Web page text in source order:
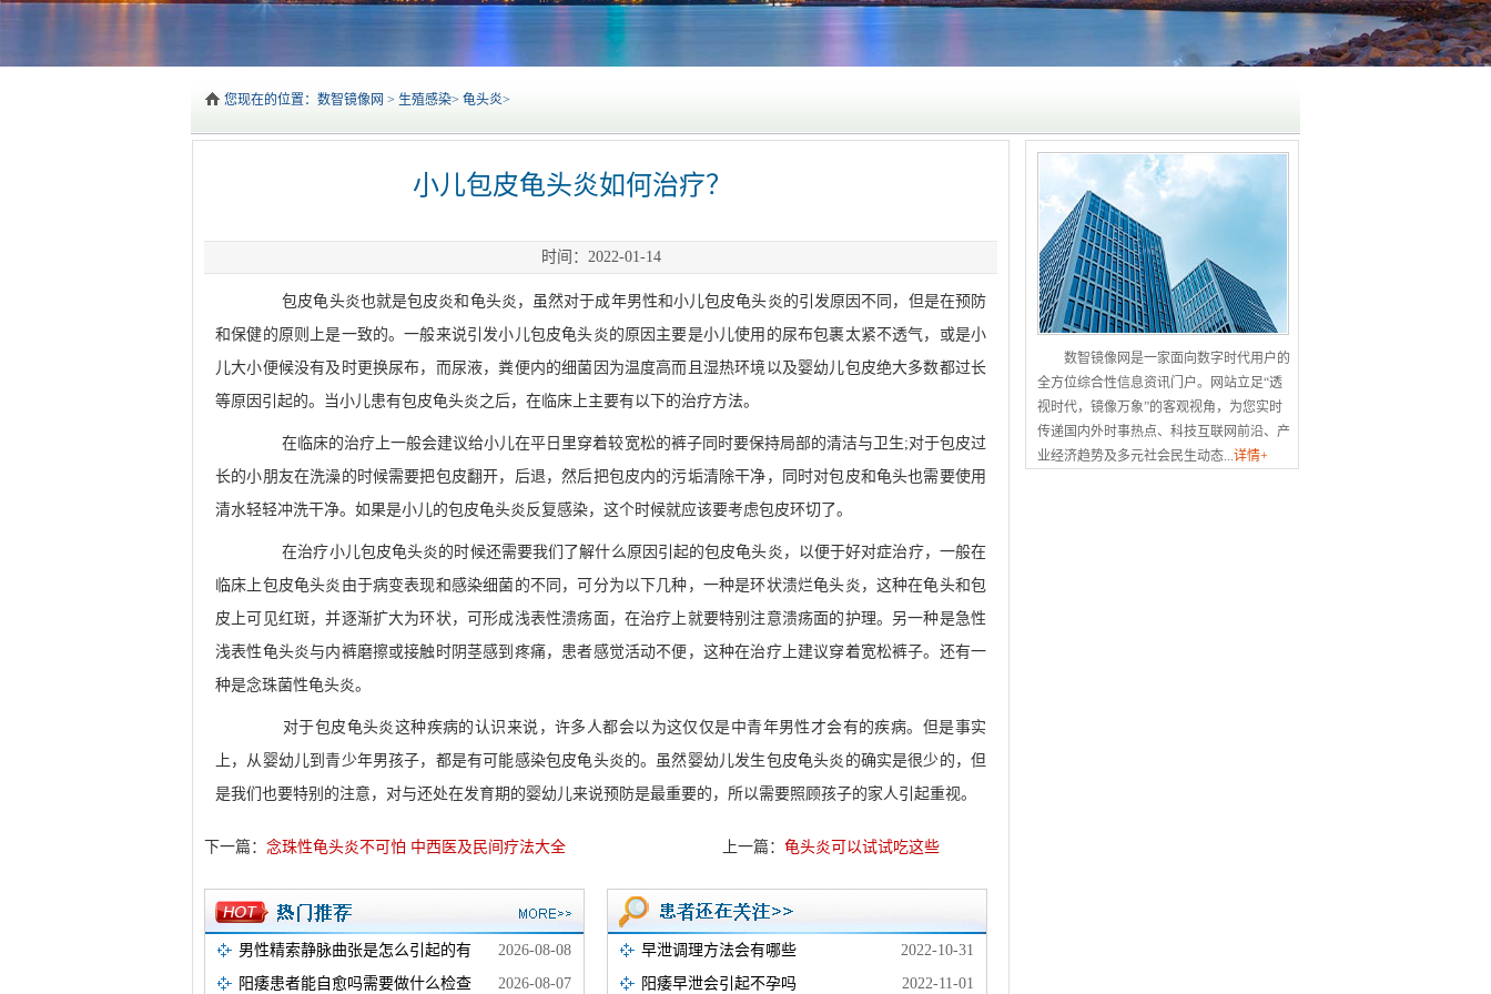
您现在的位置： 数智镜像网 > 生殖感染> 龟头炎>
小儿包皮龟头炎如何治疗？
时间：2022-01-14
包皮龟头炎也就是包皮炎和龟头炎，虽然对于成年男性和小儿包皮龟头炎的引发原因不同，但是在预防
和保健的原则上是一致的。一般来说引发小儿包皮龟头炎的原因主要是小儿使用的尿布包裹太紧不透气，或是小
儿大小便候没有及时更换尿布，而尿液，粪便内的细菌因为温度高而且湿热环境以及婴幼儿包皮绝大多数都过长
等原因引起的。当小儿患有包皮龟头炎之后，在临床上主要有以下的治疗方法。
在临床的治疗上一般会建议给小儿在平日里穿着较宽松的裤子同时要保持局部的清洁与卫生;对于包皮过
长的小朋友在洗澡的时候需要把包皮翻开，后退，然后把包皮内的污垢清除干净，同时对包皮和龟头也需要使用
清水轻轻冲洗干净。如果是小儿的包皮龟头炎反复感染，这个时候就应该要考虑包皮环切了。
在治疗小儿包皮龟头炎的时候还需要我们了解什么原因引起的包皮龟头炎，以便于好对症治疗，一般在
临床上包皮龟头炎由于病变表现和感染细菌的不同，可分为以下几种，一种是环状溃烂龟头炎，这种在龟头和包
皮上可见红斑，并逐渐扩大为环状，可形成浅表性溃疡面，在治疗上就要特别注意溃疡面的护理。另一种是急性
浅表性龟头炎与内裤磨擦或接触时阴茎感到疼痛，患者感觉活动不便，这种在治疗上建议穿着宽松裤子。还有一
种是念珠菌性龟头炎。
对于包皮龟头炎这种疾病的认识来说，许多人都会以为这仅仅是中青年男性才会有的疾病。但是事实
上，从婴幼儿到青少年男孩子，都是有可能感染包皮龟头炎的。虽然婴幼儿发生包皮龟头炎的确实是很少的，但
是我们也要特别的注意，对与还处在发育期的婴幼儿来说预防是最重要的，所以需要照顾孩子的家人引起重视。
上一篇： 龟头炎可以试试吃这些
下一篇： 念珠性龟头炎不可怕 中西医及民间疗法大全
2026-08-08
男性精索静脉曲张是怎么引起的有
2026-08-07
阳痿患者能自愈吗需要做什么检查
2022-10-31
早泄调理方法会有哪些
2022-11-01
阳痿早泄会引起不孕吗
数智镜像网是一家面向数字时代用户的
全方位综合性信息资讯门户。网站立足“透
视时代，镜像万象”的客观视角，为您实时
传递国内外时事热点、科技互联网前沿、产
业经济趋势及多元社会民生动态... 详情+